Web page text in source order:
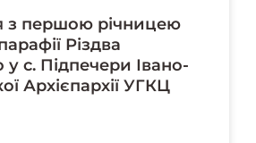
з першою річницею
Різдва
у с. Підпечери Івано-
Архієпархії УГКЦ